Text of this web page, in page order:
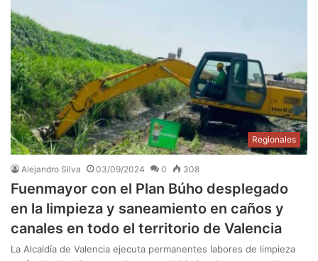
Regionales
Alejandro Silva 03/09/2024 0 308
Fuenmayor con el Plan Búho desplegado
en la limpieza y saneamiento en caños y
canales en todo el territorio de Valencia
La Alcaldía de Valencia ejecuta permanentes labores de limpieza